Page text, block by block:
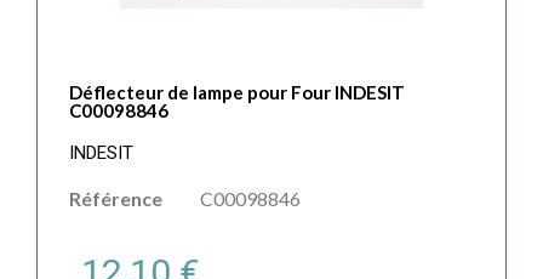
Déflecteur de lampe pour Four INDESIT
C00098846
INDESIT
Référence C00098846